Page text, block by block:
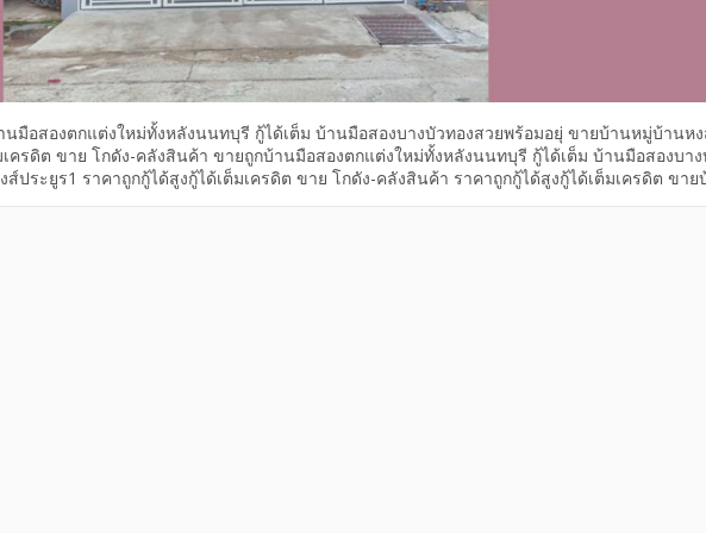
มือสองตกแต่งใหม่ทั้งหลังนนทบุรี กู้ได้เต็ม บ้านมือสองบางบัวทองสวยพร้อมอยุ่ ขายบ้านหมู่บ้านห
เครดิต ขาย โกดัง-คลังสินค้า ขายถูกบ้านมือสองตกแต่งใหม่ทั้งหลังนนทบุรี กู้ได้เต็ม บ้านมือสองบาง
ประยูร1 ราคาถูกกู้ได้สูงกู้ได้เต็มเครดิต ขาย โกดัง-คลังสินค้า ราคาถูกกู้ได้สูงกู้ได้เต็มเครดิต ขาย